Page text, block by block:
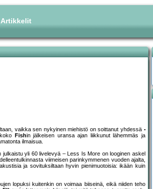
Artikkelit
vaikka sen nykyinen miehistö on soittanut yhdessä
Fishin jälkeisen uransa ajan liikkunut lähemmäs ja
ilmaisua.
yli 60 livelevyä – Less Is More on looginen askel
viimeisen parinkymmenen vuoden ajalta,
ja sovituksiltaan hyvin pienimuotoisia: ikään kuin
lopuksi kuitenkin on voimaa biiseinä, eikä niiden teho